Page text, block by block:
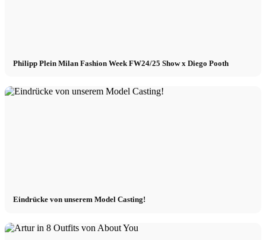
Philipp Plein Milan Fashion Week FW24/25 Show x Diego Pooth
Eindrücke von unserem Model Casting!